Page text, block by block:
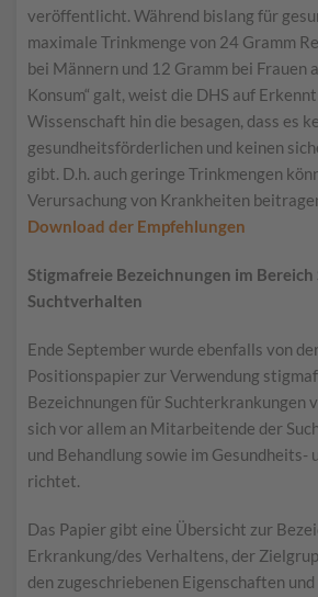
veröffentlicht. Während bislang für
maximale Trinkmenge von 24 Gramm
bei Männern und 12 Gramm bei Frauen
Konsum“ galt, weist die DHS auf
Wissenschaft hin die besagen, dass es
gesundheitsförderlichen und keinen
gibt. D.h. auch geringe Trinkmengen
Verursachung von Krankheiten
Download der Empfehlungen
Stigmafreie Bezeichnungen im Bereich
Suchtverhalten
Ende September wurde ebenfalls von
Positionspapier zur Verwendung
Bezeichnungen für Suchterkrankungen
sich vor allem an Mitarbeitende der
und Behandlung sowie im Gesundheits-
richtet.
Das Papier gibt eine Übersicht zur
Erkrankung/des Verhaltens, der
den zugeschriebenen Eigenschaften